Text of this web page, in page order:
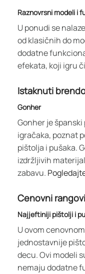
Raznovrsni modeli i
U ponudi se
od klasičnih do
dodatne
efekata, koji igru
Istaknuti
Gonher
Gonher je
igračaka, poznat
pištolja i pušaka.
izdržljivih
zabavu.
Cenovni
Najjeftiniji pištolji i
U ovom
jednostavnije
decu. Ovi modeli
nemaju dodatne